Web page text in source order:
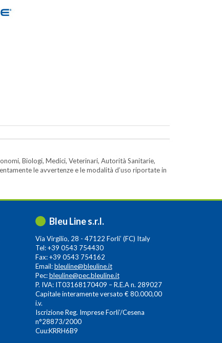
Biologi, Medici, Veterinari, Autorità Sanitarie,
le avvertenze e le modalità d’uso riportate in
Bleu Line s.r.l.
Via Virgilio, 28 - 47122 Forli’ (FC) Italy
Tel: +39 0543 754430
Fax: +39 0543 754162
Email:bleuline@bleuline.it
Pec:bleuline@pec.bleuline.it
P. IVA: IT03168170409 – R.E.A n. 289027
Capitale interamente versato € 80.000,00
i.v.
Iscrizione Reg. Imprese Forli’/Cesena
n°28873/2000
Cuu:KRRH6B9